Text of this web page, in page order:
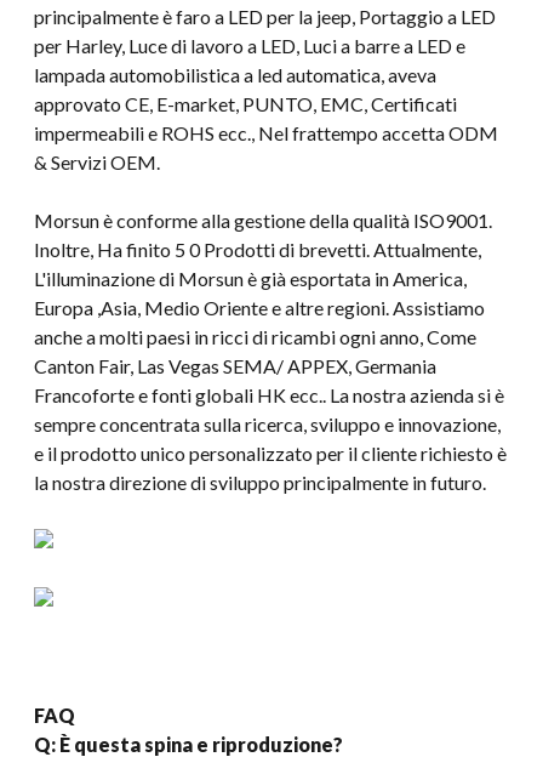
principalmente è faro a LED per la jeep, Portaggio a LED
per Harley, Luce di lavoro a LED, Luci a barre a LED e
lampada automobilistica a led automatica, aveva
approvato CE, E-market, PUNTO, EMC, Certificati
impermeabili e ROHS ecc., Nel frattempo accetta ODM
& Servizi OEM.
Morsun è conforme alla gestione della qualità ISO9001.
Inoltre, Ha finito 5 0 Prodotti di brevetti. Attualmente,
L'illuminazione di Morsun è già esportata in America,
Europa ,Asia, Medio Oriente e altre regioni. Assistiamo
anche a molti paesi in ricci di ricambi ogni anno, Come
Canton Fair, Las Vegas SEMA/ APPEX, Germania
Francoforte e fonti globali HK ecc.. La nostra azienda si è
sempre concentrata sulla ricerca, sviluppo e innovazione,
e il prodotto unico personalizzato per il cliente richiesto è
la nostra direzione di sviluppo principalmente in futuro.
FAQ
Q: È questa spina e riproduzione?